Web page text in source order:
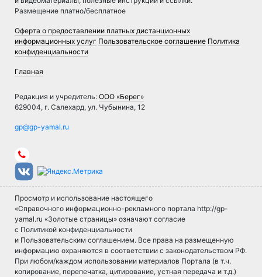
Размещение платно/бесплатное
Оферта о предоставлении платных дистанционных
информационных услуг Пользовательское соглашение Политика
конфиденциальности
Главная
Редакция и учредитель: ООО «Берег»
629004, г. Салехард, ул. Чубынина, 12
Просмотр и использование настоящего
«Справочного информационно-рекламного портала http://gp-
yamal.ru «Золотые страницы» означают согласие
с Политикой конфиденциальности
и Пользовательским соглашением. Все права на размещенную
информацию охраняются в соответствии с законодательством РФ.
При любом/каждом использовании материалов Портала (в т.ч.
копирование, перепечатка, цитирование, устная передача и т.д.)